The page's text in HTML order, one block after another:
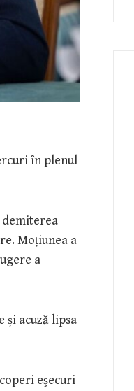
în plenul
demiterea
Moțiunea a
a
acuză lipsa
eşecuri